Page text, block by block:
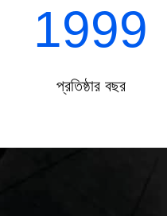
1999
প্রতিষ্ঠার বছর